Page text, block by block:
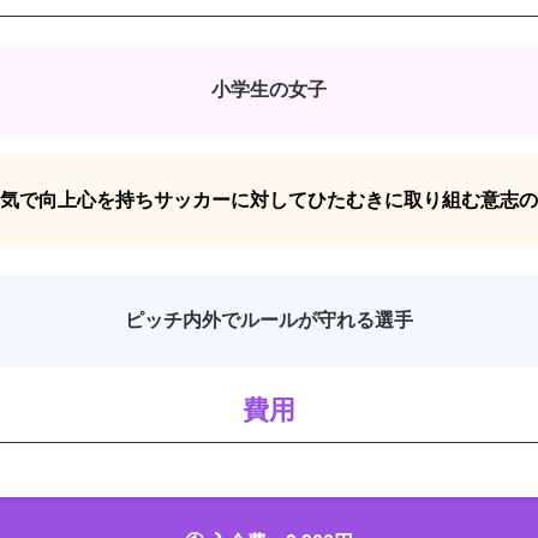
⼩学⽣の⼥⼦
で向上⼼を持ちサッカーに対してひたむきに取り組む意志
ピッチ内外でルールが守れる選⼿
費⽤